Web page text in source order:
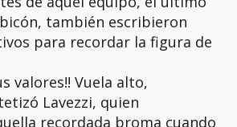
también escribieron
para recordar la figura de
valores!! Vuela alto,
Lavezzi, quien
recordada broma cuando